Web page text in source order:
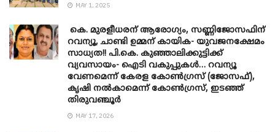
MAY 1, 2025
കെ. മുരളീധരന് ആരോഗ്യം, സണ്ണിജോസഫിന്
റവന്യൂ, ചാണ്ടി ഉമ്മന് കായിക- യുവജനക്ഷേമം
സാധ്യത!! പി.കെ. കുഞ്ഞാലിക്കുട്ടിക്ക്
വ്യവസായം- ഐടി വകുപ്പുകൾ… റവന്യൂ
വേണമെന്ന് കേരള കോൺഗ്രസ് (ജോസഫ്),
കൃഷി നൽകാമെന്ന് കോൺഗ്രസ്, ഇടഞ്ഞ്
തിരുവഞ്ചൂർ
MAY 17, 2026